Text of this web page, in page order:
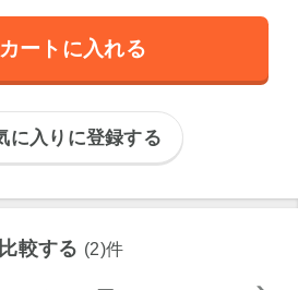
カートに入れる
に入りに登録する
較する (2)件